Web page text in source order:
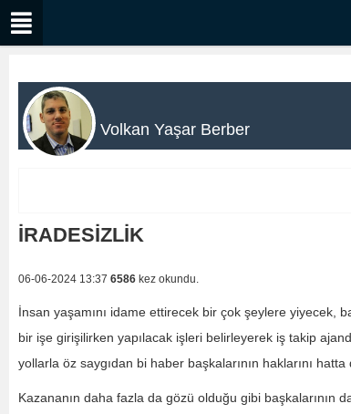
Volkan Yaşar Berber
İRADESİZLİK
06-06-2024 13:37 6586 kez okundu.
İnsan yaşamını idame ettirecek bir çok şeylere yiyecek,
bir işe girişilirken yapılacak işleri belirleyerek iş takip
yollarla öz saygıdan bi haber başkalarının haklarını
Kazananın daha fazla da gözü olduğu gibi başkalarının